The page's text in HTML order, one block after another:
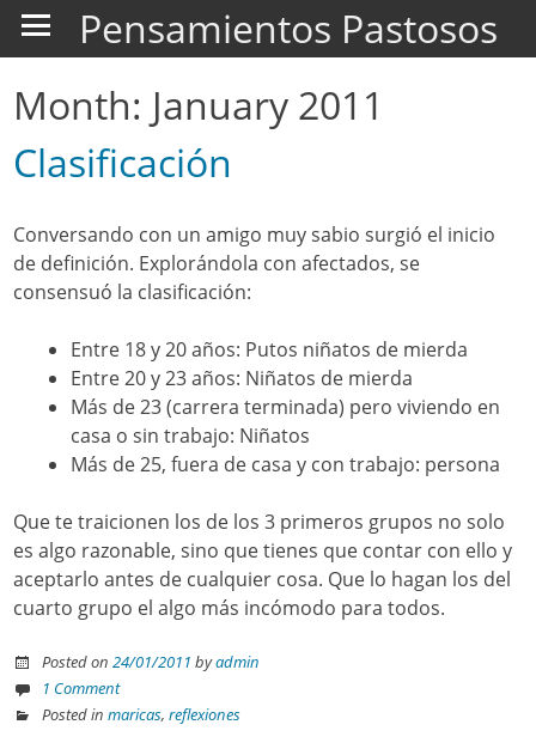
Pensamientos Pastosos
Month: January 2011
Clasificación
Conversando con un amigo muy sabio surgió el inicio
de definición. Explorándola con afectados, se
consensuó la clasificación:
Entre 18 y 20 años: Putos niñatos de mierda
Entre 20 y 23 años: Niñatos de mierda
Más de 23 (carrera terminada) pero viviendo en
casa o sin trabajo: Niñatos
Más de 25, fuera de casa y con trabajo: persona
Que te traicionen los de los 3 primeros grupos no solo
es algo razonable, sino que tienes que contar con ello y
aceptarlo antes de cualquier cosa. Que lo hagan los del
cuarto grupo el algo más incómodo para todos.
Posted on24/01/2011 byadmin
1 Comment
Posted inmaricas,reflexiones